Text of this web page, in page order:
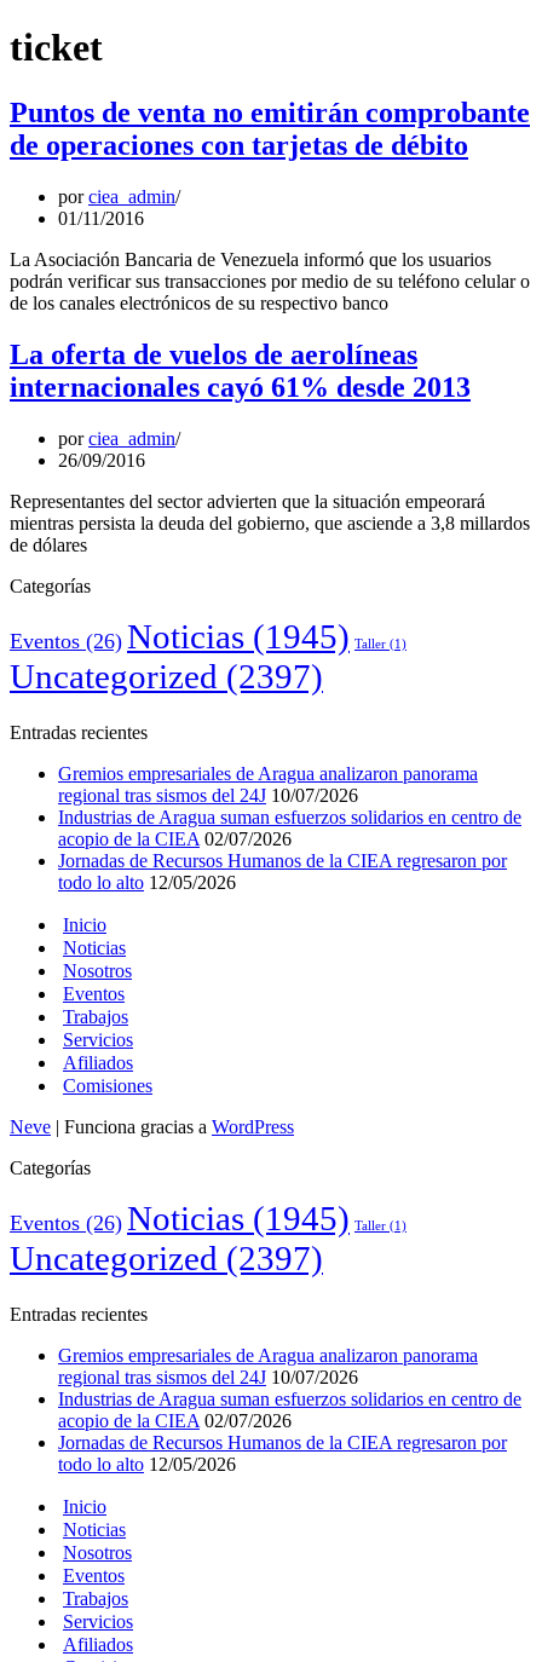
ticket
Puntos de venta no emitirán comprobante
de operaciones con tarjetas de débito
porciea_admin
01/11/2016
La Asociación Bancaria de Venezuela informó que los usuarios
podrán verificar sus transacciones por medio de su teléfono celular o
de los canales electrónicos de su respectivo banco
La oferta de vuelos de aerolíneas
internacionales cayó 61% desde 2013
porciea_admin
26/09/2016
Representantes del sector advierten que la situación empeorará
mientras persista la deuda del gobierno, que asciende a 3,8 millardos
de dólares
Categorías
Eventos (26) Noticias (1945) Taller (1)
Uncategorized (2397)
Entradas recientes
Gremios empresariales de Aragua analizaron panorama
regional tras sismos del 24J 10/07/2026
Industrias de Aragua suman esfuerzos solidarios en centro de
acopio de la CIEA 02/07/2026
Jornadas de Recursos Humanos de la CIEA regresaron por
todo lo alto 12/05/2026
Inicio
Noticias
Nosotros
Eventos
Trabajos
Servicios
Afiliados
Comisiones
Neve | Funciona gracias a WordPress
Categorías
Eventos (26) Noticias (1945) Taller (1)
Uncategorized (2397)
Entradas recientes
Gremios empresariales de Aragua analizaron panorama
regional tras sismos del 24J 10/07/2026
Industrias de Aragua suman esfuerzos solidarios en centro de
acopio de la CIEA 02/07/2026
Jornadas de Recursos Humanos de la CIEA regresaron por
todo lo alto 12/05/2026
Inicio
Noticias
Nosotros
Eventos
Trabajos
Servicios
Afiliados